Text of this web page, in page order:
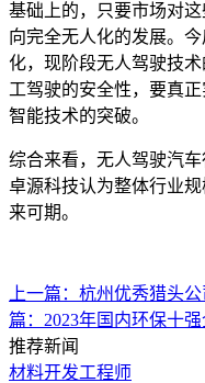
基础上的，只要市场对
向完全无人化的发展。
化，现阶段无人驾驶技
工驾驶的安全性，要真
智能技术的突破。
综合来看，无人驾驶汽
卓源科技认为整体行业
来可期。
上一篇：杭州优秀猎头
篇：2023年国内环保十强
推荐新闻
材料开发工程师